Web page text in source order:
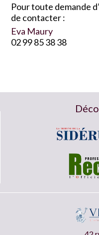
Pour toute demande
de contacter :
Eva Maury
02 99 85 38 38